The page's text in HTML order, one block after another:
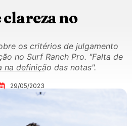
clareza no
os critérios de julgamento
no Surf Ranch Pro. "Falta de
na definição das notas".
29/05/2023